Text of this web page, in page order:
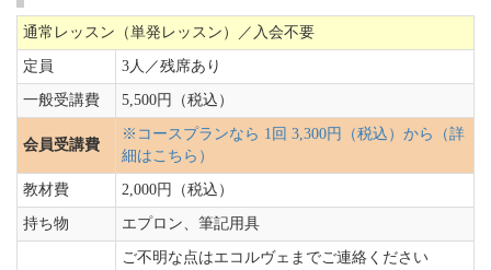
通常レッスン（単発レッスン）／入会不要
定員 3人／残席あり
一般受講費 5,500円（税込）
会員受講費
※コースプランなら 1回 3,300円（税込）から（詳
細はこちら）
教材費 2,000円（税込）
持ち物 エプロン、筆記用具
ご不明な点はエコルヴェまでご連絡ください